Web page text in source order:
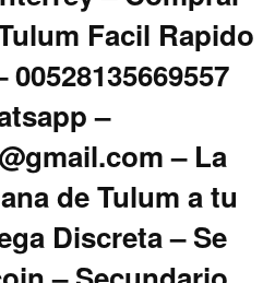
Facil Rapido
–
– La
de Tulum a tu
Discreta – Se